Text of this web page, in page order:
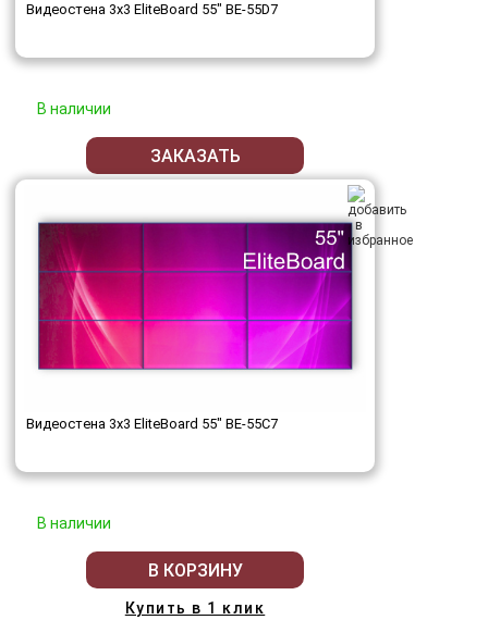
Видеостена 3x3 EliteBoard 55" BE-55D7
В наличии
ЗАКАЗАТЬ
Видеостена 3x3 EliteBoard 55" BE-55C7
В наличии
В КОРЗИНУ
Купить в 1 клик